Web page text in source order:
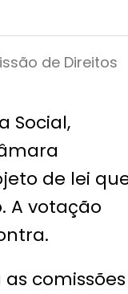
de Direitos
Social,
de lei
A votação
comissões